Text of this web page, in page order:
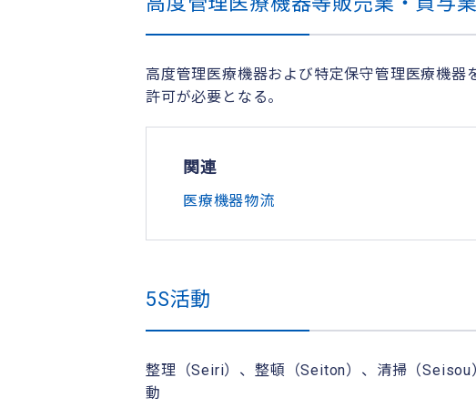
高度管理医療機器および特定保守管理医療機
許可が必要となる。
関連
医療機器物流
5S活動
整理（Seiri）、整頓（Seiton）、清掃（
動